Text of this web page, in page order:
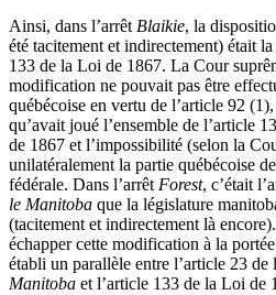
Ainsi, dans l’arrêt Blaikie, la
été tacitement et indirectement) était
133 de la Loi de 1867. La Cour
modification ne pouvait pas être
québécoise en vertu de l’article 92
qu’avait joué l’ensemble de l’article
de 1867 et l’impossibilité (selon la
unilatéralement la partie québécoise
fédérale. Dans l’arrêt Forest, c’était
le Manitoba que la législature
(tacitement et indirectement là
échapper cette modification à la
établi un parallèle entre l’article 23 de
Manitoba et l’article 133 de la Loi de